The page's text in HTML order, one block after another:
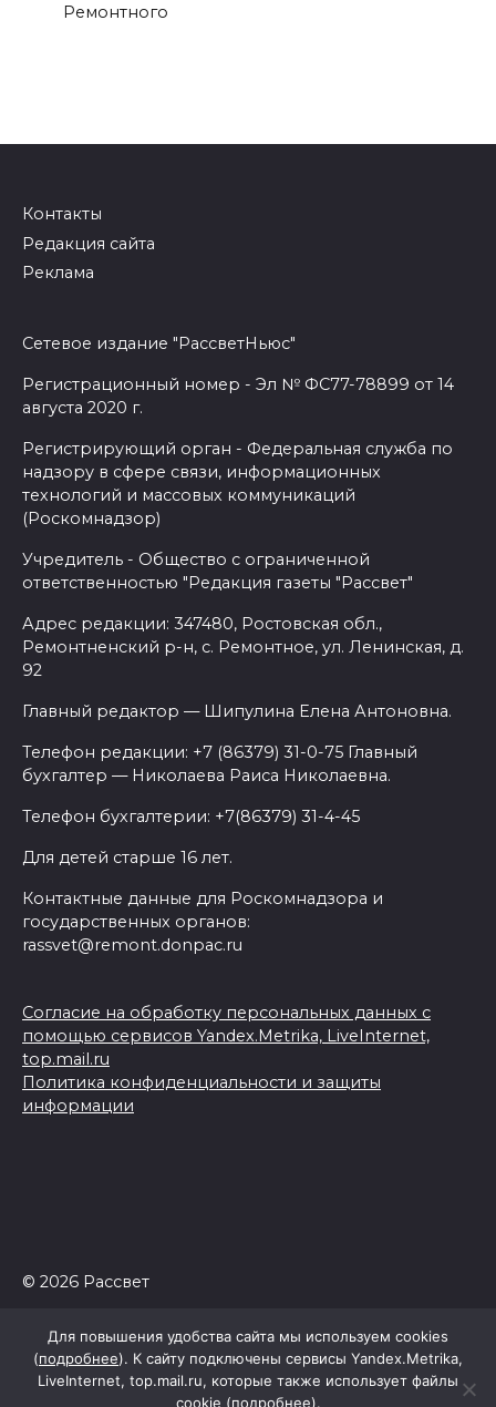
Ремонтного
Контакты
Редакция сайта
Реклама
Сетевое издание "РассветНьюс"
Регистрационный номер - Эл № ФС77-78899 от 14
августа 2020 г.
Регистрирующий орган - Федеральная служба по
надзору в сфере связи, информационных
технологий и массовых коммуникаций
(Роскомнадзор)
Учредитель - Общество с ограниченной
ответственностью "Редакция газеты "Рассвет"
Адрес редакции: 347480, Ростовская обл.,
Ремонтненский р-н, с. Ремонтное, ул. Ленинская, д.
92
Главный редактор — Шипулина Елена Антоновна.
Телефон редакции: +7 (86379) 31-0-75 Главный
бухгалтер — Николаева Раиса Николаевна.
Телефон бухгалтерии: +7(86379) 31-4-45
Для детей старше 16 лет.
Контактные данные для Роскомнадзора и
государственных органов:
rassvet@remont.donpac.ru
Согласие на обработку персональных данных с
помощью сервисов Yandex.Metrika, LiveInternet,
top.mail.ru
Политика конфиденциальности и защиты
информации
© 2026 Рассвет
Для повышения удобства сайта мы используем cookies
(подробнее). К сайту подключены сервисы Yandex.Metrika,
LiveInternet, top.mail.ru, которые также использует файлы
cookie (подробнее).